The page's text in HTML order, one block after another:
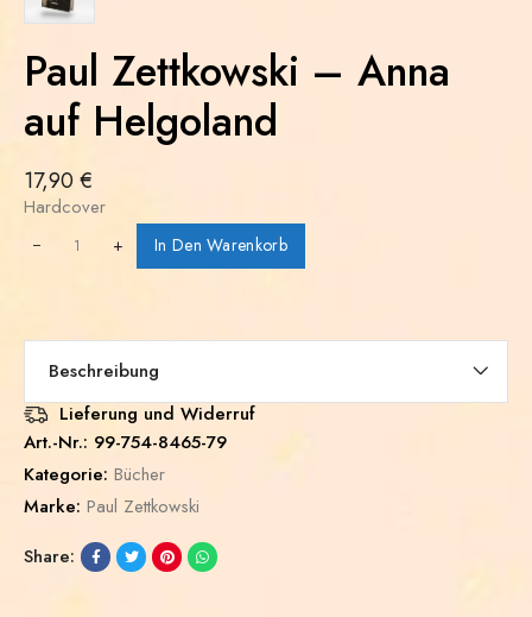
Paul Zettkowski – Anna
auf Helgoland
17,90€
Hardcover
+ In Den Warenkorb
Beschreibung
Lieferung und Widerruf
Art.-Nr.: 99-754-8465-79
Kategorie: Bücher
Marke: Paul Zettkowski
Share: